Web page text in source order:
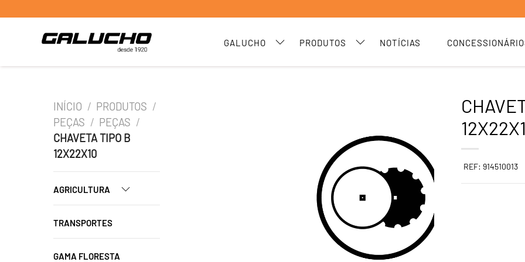
GALUCHO PRODUTOS NOTÍCIAS
INÍCIO / PRODUTOS /
PEÇAS / PEÇAS /
CHAVETA TIPO B
12X22X10
AGRICULTURA
TRANSPORTES
GAMA FLORESTA
REF: 914510013